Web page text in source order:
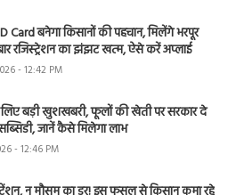
Card बनेगा किसानों की पहचान, मिलेंगे भरपूर
रजिस्ट्रेशन का झंझट खत्म, ऐसे करें अप्लाई
- 12:42 PM
बड़ी खुशखबरी, फूलों की खेती पर सरकार दे
जानें कैसे मिलेगा लाभ
- 12:46 PM